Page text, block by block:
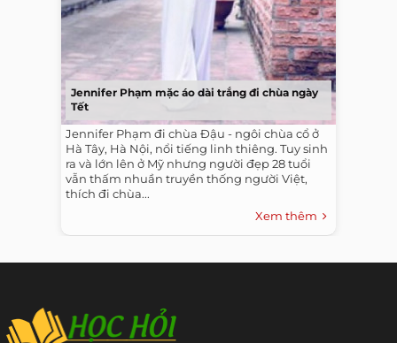
Jennifer Phạm mặc áo dài trắng đi chùa ngày
Tết
Jennifer Phạm đi chùa Đậu - ngôi chùa cổ ở
Hà Tây, Hà Nội, nổi tiếng linh thiêng. Tuy sinh
ra và lớn lên ở Mỹ nhưng người đẹp 28 tuổi
vẫn thấm nhuần truyền thống người Việt,
thích đi chùa...
Xem thêm